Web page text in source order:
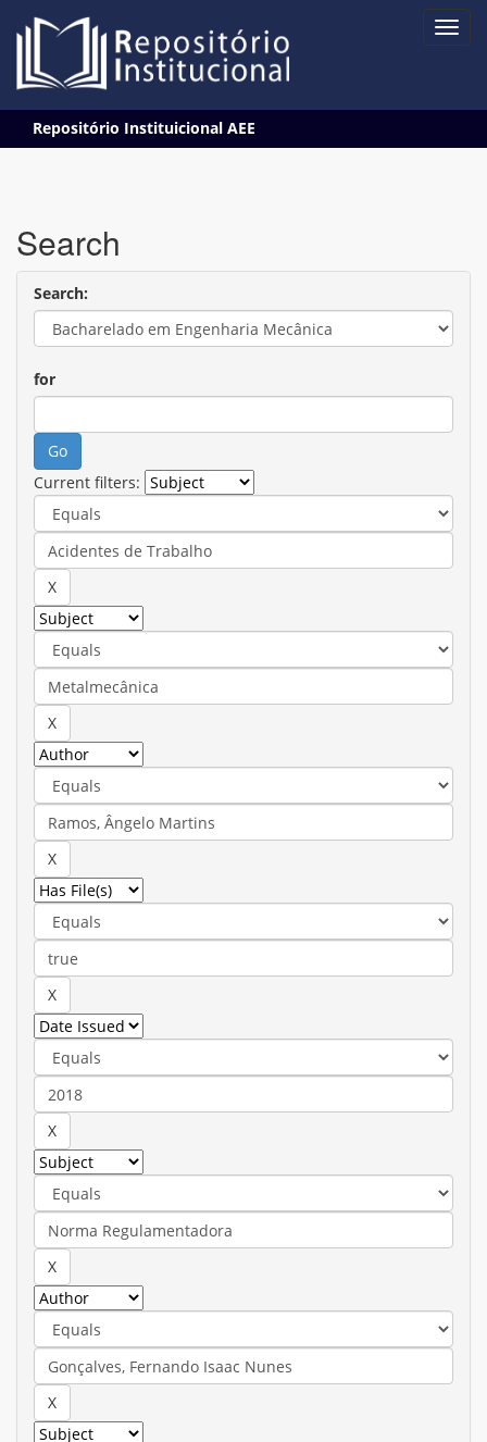
navigation
Repositório Instituicional AEE
Search
Search:
for
Current filters: